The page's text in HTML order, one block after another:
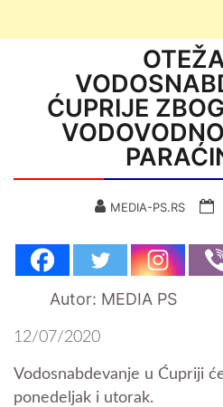
ĆUPRIJE
MEDIA-PS.RS
Autor: MEDIA PS
12/07/2020
Vodosnabdevanje u Ćupriji
ponedeljak i utorak.